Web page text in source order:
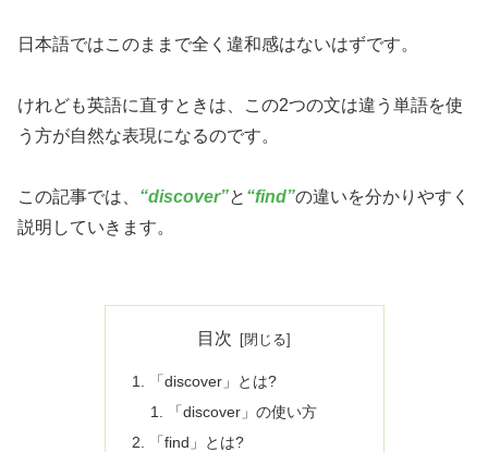
日本語ではこのままで全く違和感はないはずです。
けれども英語に直すときは、この2つの文は違う単語を使
う方が自然な表現になるのです。
この記事では、 “discover”と “find”の違いを分かりやすく
説明していきます。
目次
「discover」とは?
「discover」の使い方
「find」とは?